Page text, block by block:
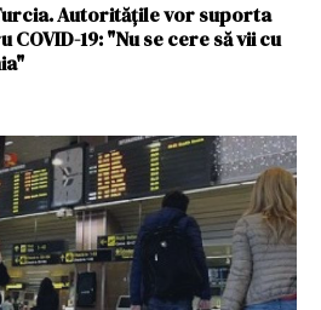
Autorităţile vor suporta
19: "Nu se cere să vii cu